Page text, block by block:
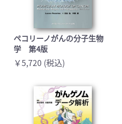
ペコリーノがんの分子生物
学 第4版
￥5,720 (税込)